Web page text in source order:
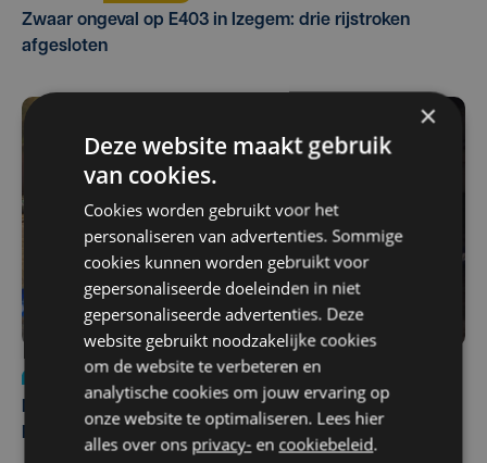
Zwaar ongeval op E403 in Izegem: drie rijstroken
afgesloten
Nieuws
di 4 augustus | 09:32
Man en vrouw dood aangetroffen in woning in Sint-
Pieters Brugge
×
Deze website maakt gebruik
van cookies.
Cookies worden gebruikt voor het
personaliseren van advertenties. Sommige
cookies kunnen worden gebruikt voor
gepersonaliseerde doeleinden in niet
gepersonaliseerde advertenties. Deze
website gebruikt noodzakelijke cookies
om de website te verbeteren en
analytische cookies om jouw ervaring op
onze website te optimaliseren. Lees hier
alles over ons privacy- en cookiebeleid.